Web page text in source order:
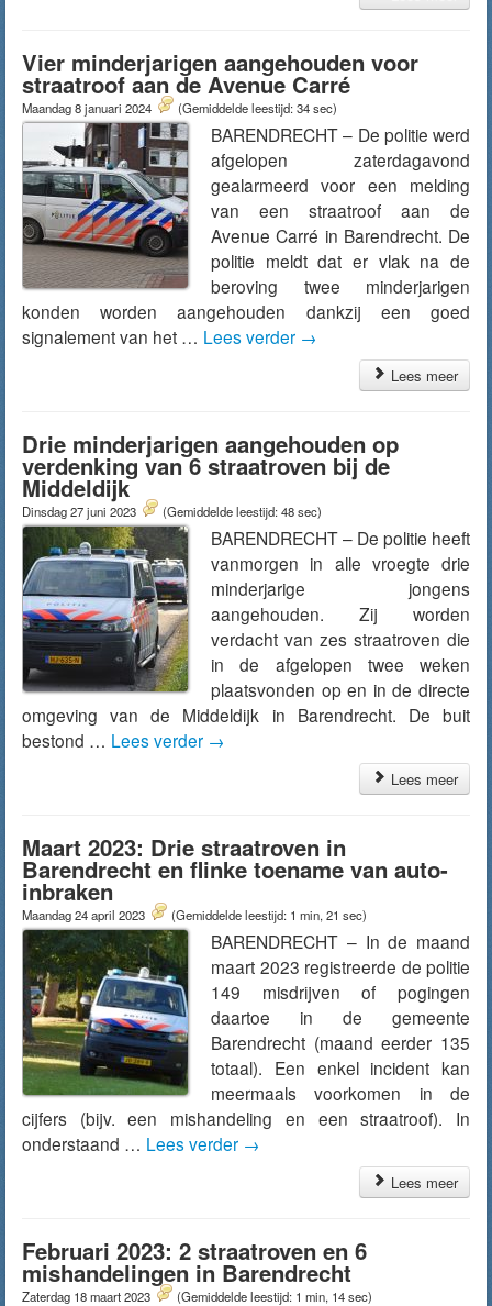
Vier minderjarigen aangehouden voor
straatroof aan de Avenue Carré
Maandag 8 januari 2024 (Gemiddelde leestijd: 34 sec)
BARENDRECHT – De politie werd
afgelopen zaterdagavond
gealarmeerd voor een melding
van een straatroof aan de
Avenue Carré in Barendrecht. De
politie meldt dat er vlak na de
beroving twee minderjarigen
konden worden aangehouden dankzij een goed
signalement van het … Lees verder →
Lees meer
Drie minderjarigen aangehouden op
verdenking van 6 straatroven bij de
Middeldijk
Dinsdag 27 juni 2023 (Gemiddelde leestijd: 48 sec)
BARENDRECHT – De politie heeft
vanmorgen in alle vroegte drie
minderjarige jongens
aangehouden. Zij worden
verdacht van zes straatroven die
in de afgelopen twee weken
plaatsvonden op en in de directe
omgeving van de Middeldijk in Barendrecht. De buit
bestond … Lees verder →
Lees meer
Maart 2023: Drie straatroven in
Barendrecht en flinke toename van auto-
inbraken
Maandag 24 april 2023 (Gemiddelde leestijd: 1 min, 21 sec)
BARENDRECHT – In de maand
maart 2023 registreerde de politie
149 misdrijven of pogingen
daartoe in de gemeente
Barendrecht (maand eerder 135
totaal). Een enkel incident kan
meermaals voorkomen in de
cijfers (bijv. een mishandeling en een straatroof). In
onderstaand … Lees verder →
Lees meer
Februari 2023: 2 straatroven en 6
mishandelingen in Barendrecht
Zaterdag 18 maart 2023 (Gemiddelde leestijd: 1 min, 14 sec)